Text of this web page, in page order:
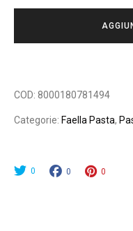
CASERECCE-
quantity
COD: 8000180781494
Categorie: Faella Pasta,
0 0 0